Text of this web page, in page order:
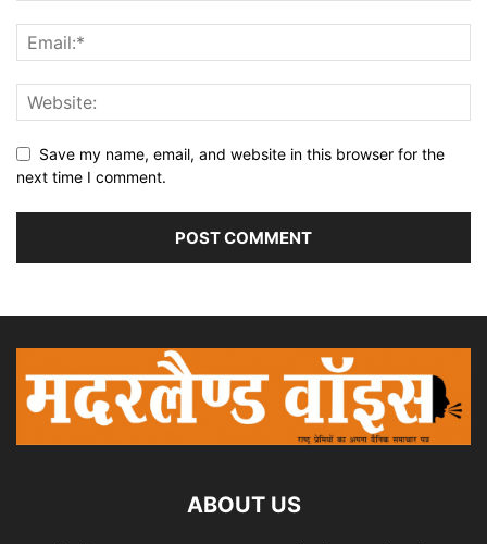
Save my name, email, and website in this browser for the
next time I comment.
ABOUT US